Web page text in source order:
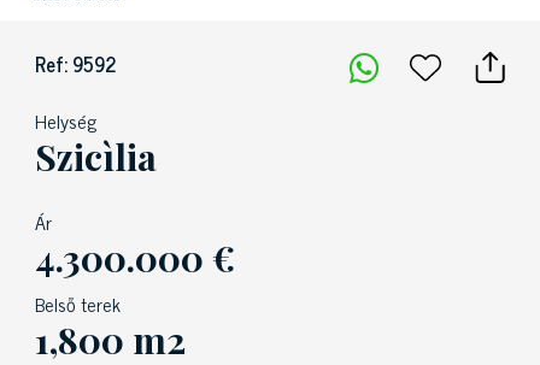
Ref: 9592
Helység
Szicìlia
Ár
4.300.000 €
Belső terek
1,800 m2